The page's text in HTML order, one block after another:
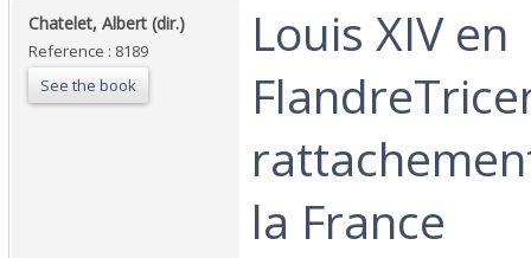
‎Chatelet, Albert (dir.)‎
Reference : 8189
See the book
‎Louis XIV en
la France‎